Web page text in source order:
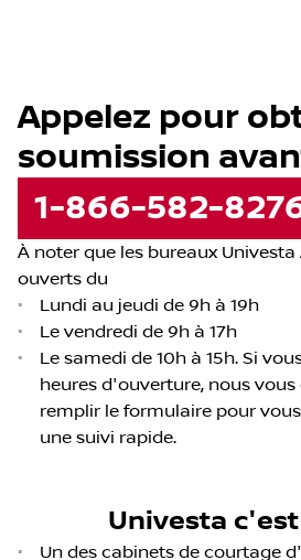
Appelez pour
soumission
1-866-582-
À noter que les bureaux
ouverts du
•
Lundi au jeudi de 9h à 19h
•
Le vendredi de 9h à 17h
•
Le samedi de 10h à 15h. Si
heures d'ouverture, nous vous
remplir le formulaire pour
une suivi rapide.
Univesta
•
Un des cabinets de courtage